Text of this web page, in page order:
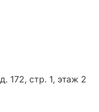
172, стр. 1, этаж 2